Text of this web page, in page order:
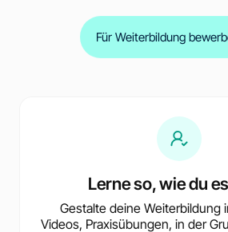
Für Weiterbildung
Lerne so, wie du
Gestalte deine Weiterbildung
Videos, Praxisübungen, in der